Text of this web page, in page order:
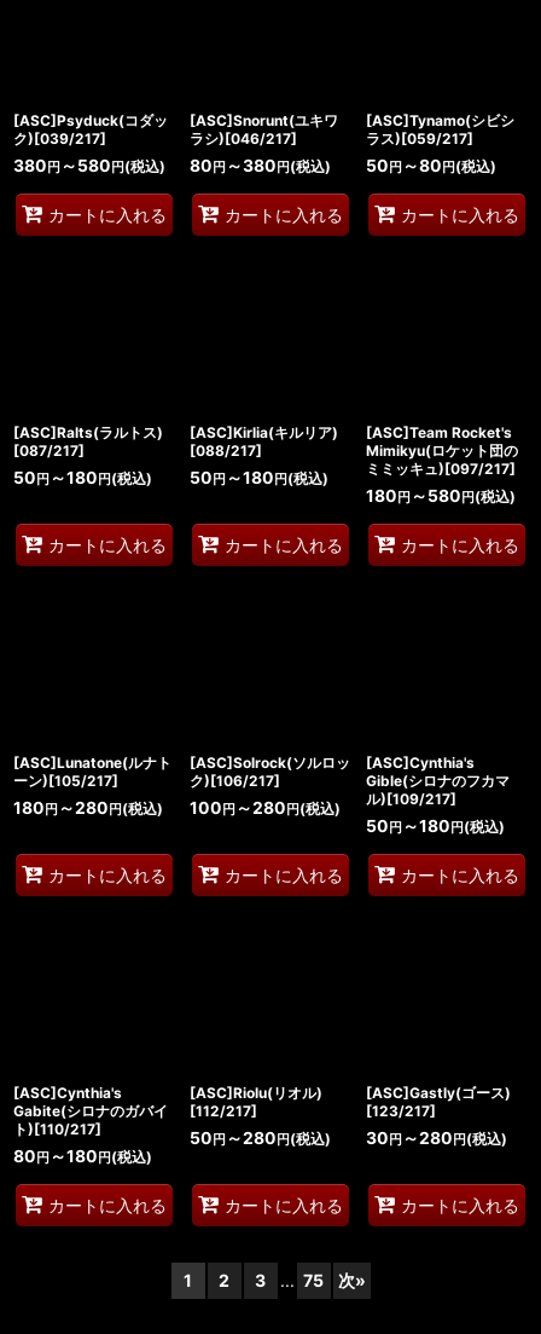
[ASC]Psyduck(コダッ
ク)[039/217]
380 円 ～580 円 (税込)
カートに入れる
[ASC]Snorunt(ユキワ
ラシ)[046/217]
80 円～380 円(税込)
カートに入れる
[ASC]Tynamo(シビシ
ラス)[059/217]
50 円～80 円(税込)
カートに入れる
[ASC]Ralts(ラルトス)
[087/217]
50 円 ～180 円 (税込)
カートに入れる
[ASC]Kirlia(キルリア)
[088/217]
50 円～180 円(税込)
カートに入れる
[ASC]Team Rocket's
Mimikyu(ロケット団の
ミミッキュ)[097/217]
180 円～580 円(税込)
カートに入れる
[ASC]Lunatone(ルナト
ーン)[105/217]
180 円 ～280 円 (税込)
カートに入れる
[ASC]Solrock(ソルロッ
ク)[106/217]
100 円～280 円(税込)
カートに入れる
[ASC]Cynthia's
Gible(シロナのフカマ
ル)[109/217]
50 円～180 円(税込)
カートに入れる
[ASC]Cynthia's
Gabite(シロナのガバイ
ト)[110/217]
80 円 ～180 円 (税込)
カートに入れる
[ASC]Riolu(リオル)
[112/217]
50 円～280 円(税込)
カートに入れる
[ASC]Gastly(ゴース)
[123/217]
30 円～280 円(税込)
カートに入れる
1 2 3 ... 75 次»